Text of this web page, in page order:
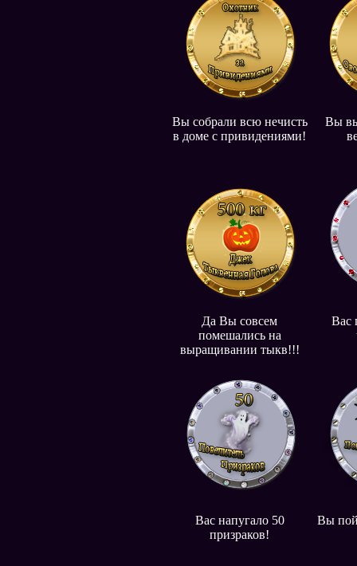
Вы собрали всю нечисть
в доме с привидениями!
Вы
Да Вы совсем
помешались на
выращивании тыкв!!!
Вас
Вас напугало 50
призраков!
Вы